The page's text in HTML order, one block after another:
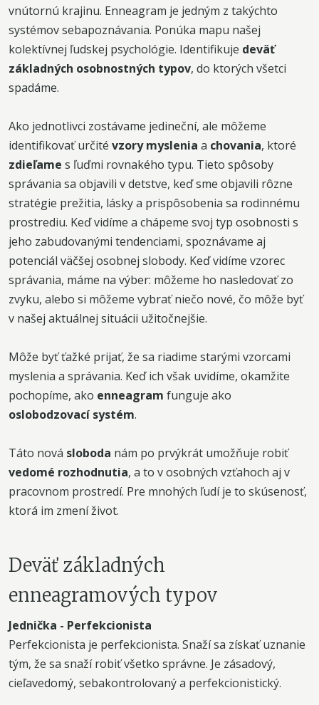
vnútornú krajinu. Enneagram je jedným z takýchto
systémov sebapoznávania. Ponúka mapu našej
kolektívnej ľudskej psychológie. Identifikuje deväť
základných osobnostných typov, do ktorých všetci
spadáme.
Ako jednotlivci zostávame jedineční, ale môžeme
identifikovať určité vzory myslenia a chovania, ktoré
zdieľame s ľuďmi rovnakého typu. Tieto spôsoby
správania sa objavili v detstve, keď sme objavili rôzne
stratégie prežitia, lásky a prispôsobenia sa rodinnému
prostrediu. Keď vidíme a chápeme svoj typ osobnosti s
jeho zabudovanými tendenciami, spoznávame aj
potenciál väčšej osobnej slobody. Keď vidíme vzorec
správania, máme na výber: môžeme ho nasledovať zo
zvyku, alebo si môžeme vybrať niečo nové, čo môže byť
v našej aktuálnej situácii užitočnejšie.
Môže byť ťažké prijať, že sa riadime starými vzorcami
myslenia a správania. Keď ich však uvidíme, okamžite
pochopíme, ako enneagram funguje ako
oslobodzovací systém.
Táto nová sloboda nám po prvýkrát umožňuje robiť
vedomé rozhodnutia, a to v osobných vzťahoch aj v
pracovnom prostredí. Pre mnohých ľudí je to skúsenosť,
ktorá im zmení život.
Deväť základných
enneagramových typov
Jednička - Perfekcionista
Perfekcionista je perfekcionista. Snaží sa získať uznanie
tým, že sa snaží robiť všetko správne. Je zásadový,
cieľavedomý, sebakontrolovaný a perfekcionistický.